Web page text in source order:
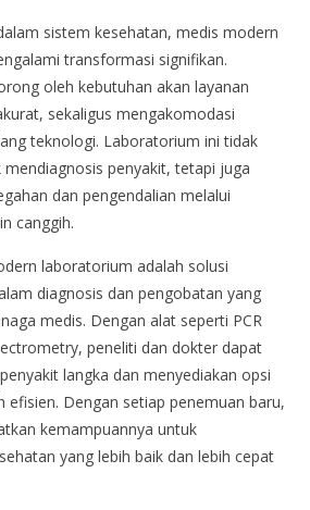
sistem kesehatan, medis modern
transformasi signifikan.
oleh kebutuhan akan layanan
sekaligus mengakomodasi
teknologi. Laboratorium ini tidak
penyakit, tetapi juga
dan pengendalian melalui
canggih.
laboratorium adalah solusi
diagnosis dan pengobatan yang
medis. Dengan alat seperti PCR
peneliti dan dokter dapat
langka dan menyediakan opsi
efisien. Dengan setiap penemuan baru,
kemampuannya untuk
yang lebih baik dan lebih cepat